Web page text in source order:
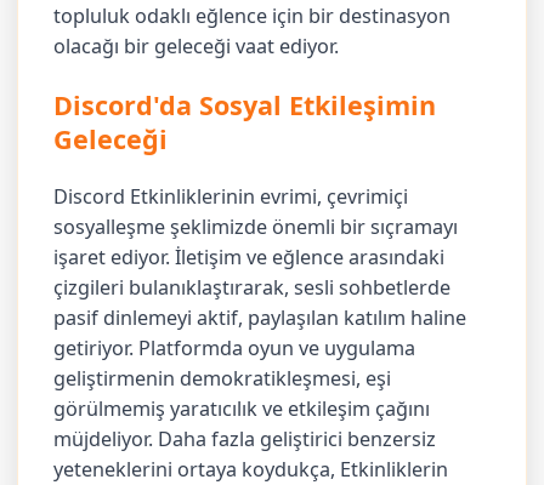
topluluk odaklı eğlence için bir destinasyon
olacağı bir geleceği vaat ediyor.
Discord'da Sosyal Etkileşimin
Geleceği
Discord Etkinliklerinin evrimi, çevrimiçi
sosyalleşme şeklimizde önemli bir sıçramayı
işaret ediyor. İletişim ve eğlence arasındaki
çizgileri bulanıklaştırarak, sesli sohbetlerde
pasif dinlemeyi aktif, paylaşılan katılım haline
getiriyor. Platformda oyun ve uygulama
geliştirmenin demokratikleşmesi, eşi
görülmemiş yaratıcılık ve etkileşim çağını
müjdeliyor. Daha fazla geliştirici benzersiz
yeteneklerini ortaya koydukça, Etkinliklerin